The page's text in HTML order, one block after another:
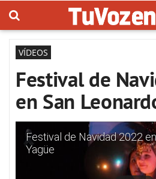
VÍDEOS
Festival de
en San
Festival de Navidad 2022
Yagüe